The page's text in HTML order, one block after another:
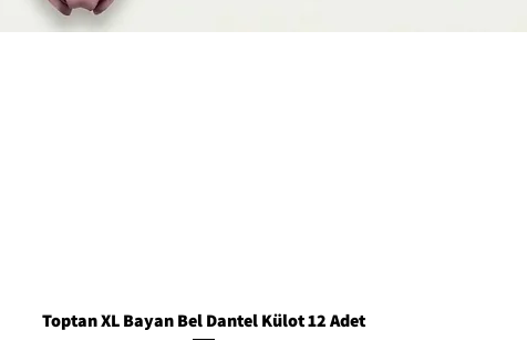
Aperçu rapide
Toptan XL Bayan Bel Dantel Külot 12 Adet